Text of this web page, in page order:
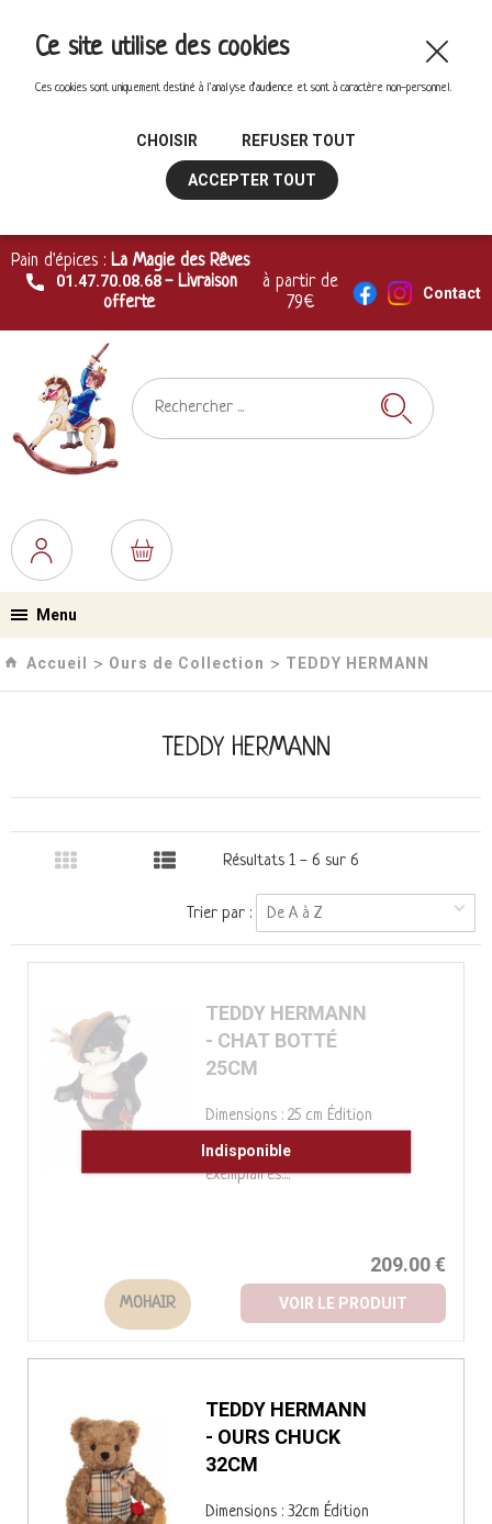
Pain d'épices : La Magie des Rêves
01.47.70.08.68- Livraison
offerte
à partir de
79€
Contact
Menu
Accueil › Ours de Collection › TEDDY HERMANN
TEDDY HERMANN
Résultats 1 - 6 sur 6
Trier par : De A à Z
MOHAIR
TEDDY HERMANN
- CHAT BOTTÉ
25CM
Dimensions : 25 cm Édition
limitée à 200
exemplaires....
209.00 €
VOIR LE PRODUIT
Indisponible
TEDDY HERMANN
- OURS CHUCK
32CM
Dimensions : 32cm Édition
Ce site utilise des cookies
Ces cookies sont uniquement destiné à l'analyse d'audience et sont à caractère non-personnel.
CHOISIR REFUSER TOUT
ACCEPTER TOUT